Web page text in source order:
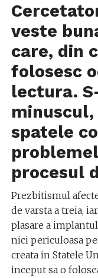
veste
care, din
folosesc
lectura.
spatele
procesul
Prezbitismul
de varsta a treia,
plasare a
nici periculoasa
creata in Statele
inceput sa o